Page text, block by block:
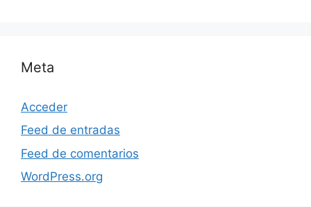
Meta
Acceder
Feed de entradas
Feed de comentarios
WordPress.org